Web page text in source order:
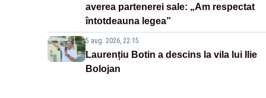
averea partenerei sale: „Am respectat
întotdeauna legea”
5 aug. 2026, 22:15
Laurențiu Botin a descins la vila lui Ilie
Bolojan